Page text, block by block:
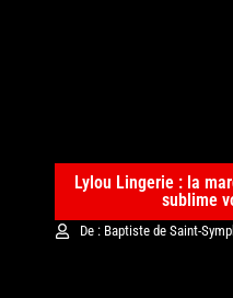
Lylou Lingerie : la
sublime
De : Baptiste de Saint-